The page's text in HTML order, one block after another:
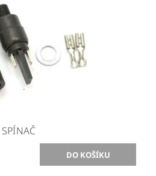
SPÍNAČ